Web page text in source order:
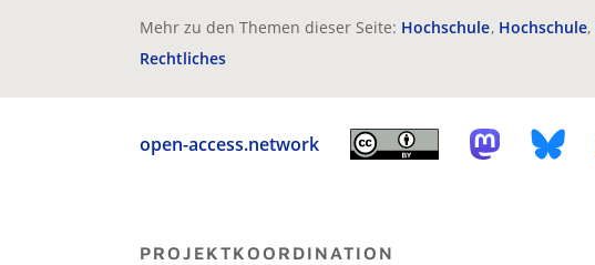
Mehr zu den Themen dieser Seite: Hochschule Hochschule
Rechtliches
open-access.network
PROJEKTKOORDINATION